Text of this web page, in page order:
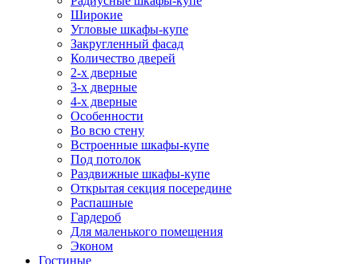
Широкие
Угловые шкафы-купе
Закругленный фасад
Количество дверей
2-х дверные
3-х дверные
4-х дверные
Особенности
Во всю стену
Встроенные шкафы-купе
Под потолок
Раздвижные шкафы-купе
Открытая секция посередине
Распашные
Гардероб
Для маленького помещения
Эконом
Гостиные